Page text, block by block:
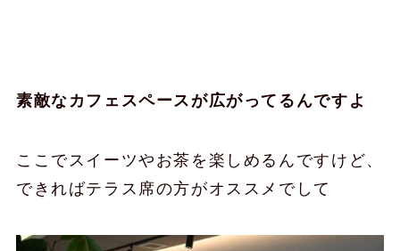
素敵なカフェスペースが広がってるんですよ
ここでスイーツやお茶を楽しめるんですけど、
できればテラス席の方がオススメでして